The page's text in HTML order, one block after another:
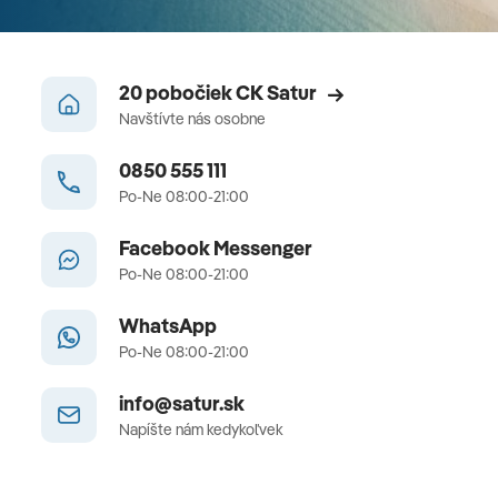
20 pobočiek CK Satur
Navštívte nás osobne
0850 555 111
Po-Ne 08:00-21:00
Facebook Messenger
Po-Ne 08:00-21:00
WhatsApp
Po-Ne 08:00-21:00
info@satur.sk
Napíšte nám kedykoľvek